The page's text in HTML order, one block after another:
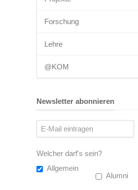
Forschung
Lehre
@KOM
Newsletter abonnieren
Welcher darf's sein?
Allgemein
Alumni